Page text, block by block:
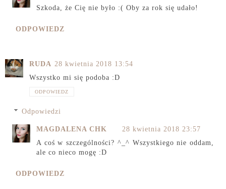
Szkoda, że Cię nie było :( Oby za rok się udało!
ODPOWIEDZ
RUDA 28 kwietnia 2018 13:54
Wszystko mi się podoba :D
ODPOWIEDZ
Odpowiedzi
MAGDALENA CHK
28 kwietnia 2018 23:57
A coś w szczególności? ^_^ Wszystkiego nie oddam,
ale co nieco mogę :D
ODPOWIEDZ